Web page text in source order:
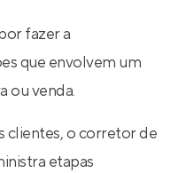
fazer a
que envolvem um
ou venda.
clientes, o corretor de
etapas